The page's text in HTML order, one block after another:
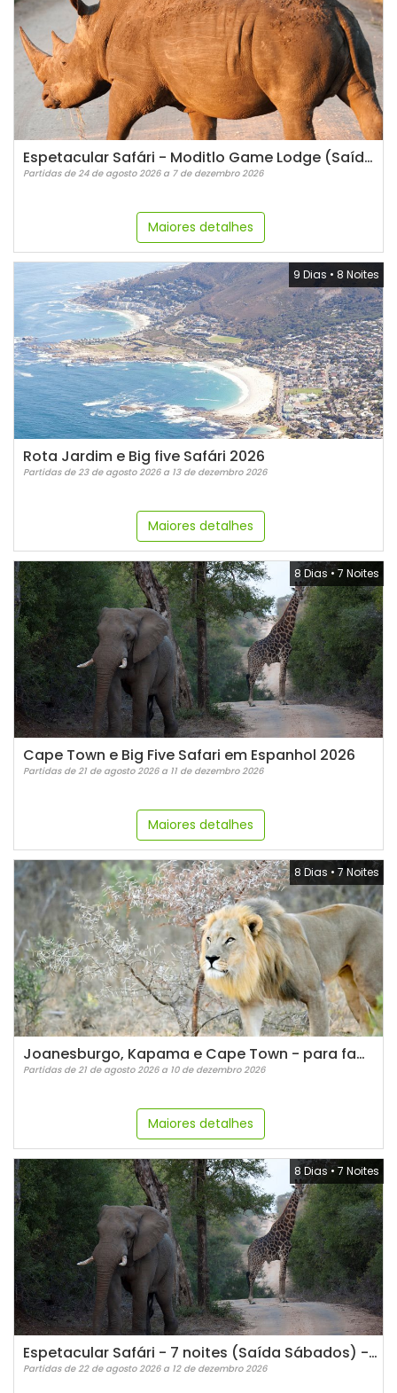
Espetacular Safári - Moditlo Game Lodge (Saída Segundas) - SAA
Partidas de 24 de agosto 2026 a 7 de dezembro 2026
Maiores detalhes
9 Dias • 8 Noites
Rota Jardim e Big five Safári 2026
Partidas de 23 de agosto 2026 a 13 de dezembro 2026
Maiores detalhes
8 Dias •7 Noites
Cape Town e Big Five Safari em Espanhol 2026
Partidas de 21 de agosto 2026 a 11 de dezembro 2026
Maiores detalhes
8 Dias • 7 Noites
Joanesburgo, Kapama e Cape Town - para família
Partidas de 21 de agosto 2026 a 10 de dezembro 2026
Maiores detalhes
8 Dias •7 Noites
Espetacular Safári - 7 noites (Saída Sábados) - LATAM
Partidas de 22 de agosto 2026 a 12 de dezembro 2026